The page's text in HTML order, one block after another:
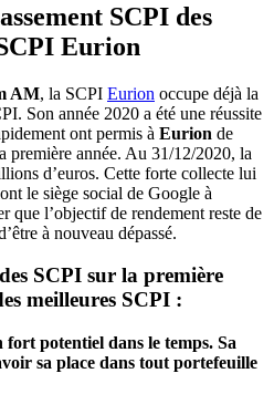
SCPI des
Eurion
AM, la SCPI Eurion occupe déjà la
Son année 2020 a été une réussite
ont permis à Eurion de
première année. Au 31/12/2020, la
d’euros. Cette forte collecte lui
le siège social de Google à
que l’objectif de rendement reste de
à nouveau dépassé.
SCPI sur la première
meilleures SCPI :
potentiel dans le temps. Sa
sa place dans tout portefeuille